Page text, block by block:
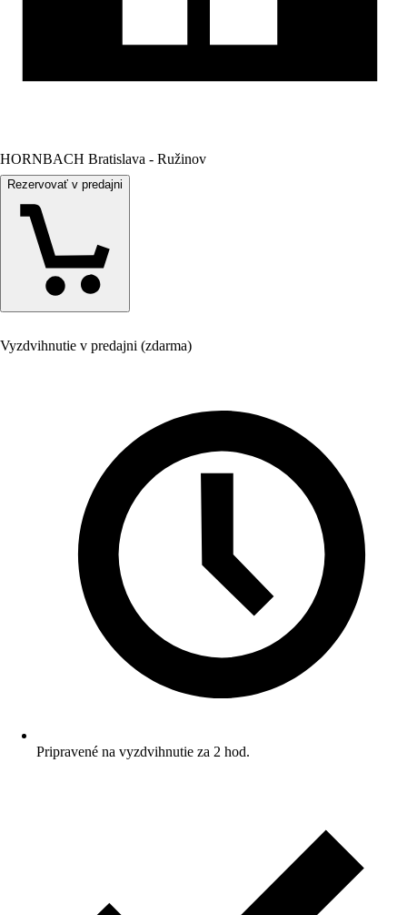
HORNBACH Bratislava - Ružinov
Rezervovať v predajni
Vyzdvihnutie v predajni (zdarma)
Pripravené na vyzdvihnutie za 2 hod.